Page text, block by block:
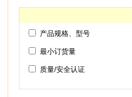
产品规格、型号
最小订货量
质量/安全认证